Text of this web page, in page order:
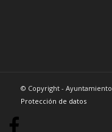
© Copyright -
Protección de datos